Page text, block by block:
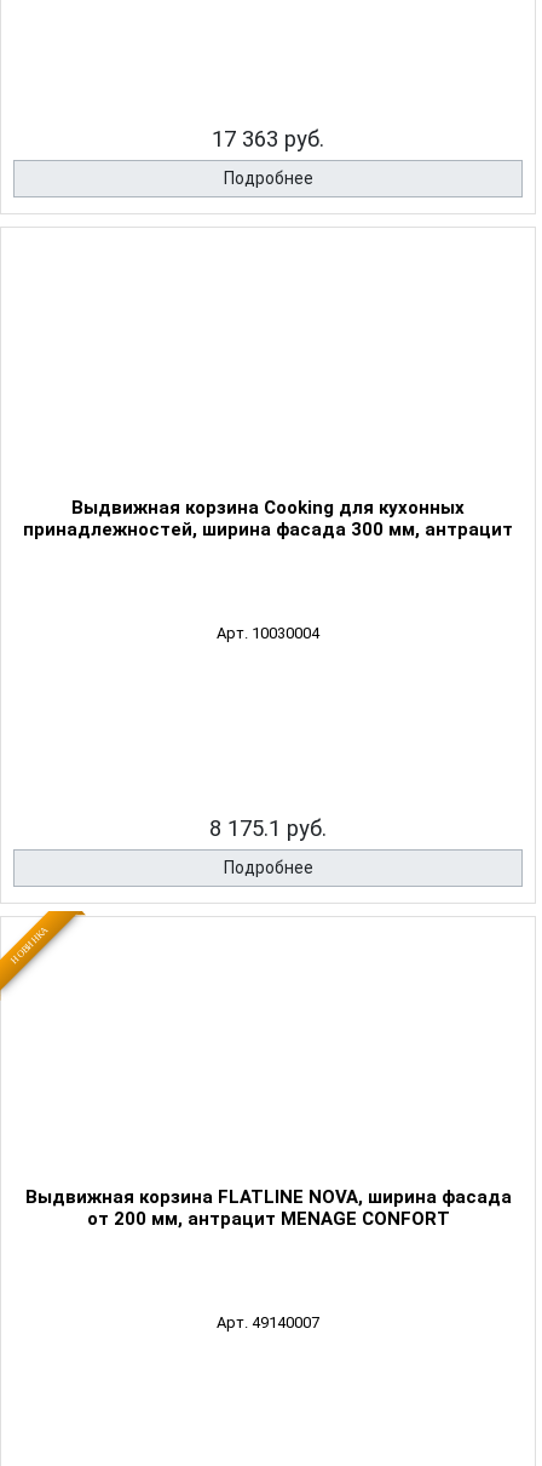
17 363 руб.
Подробнее
Выдвижная корзина Cooking для кухонных
принадлежностей, ширина фасада 300 мм, антрацит
Арт. 10030004
8 175.1 руб.
Подробнее
НОВИНКА
Выдвижная корзина FLATLINE NOVA, ширина фасада
от 200 мм, антрацит MENAGE CONFORT
Арт. 49140007